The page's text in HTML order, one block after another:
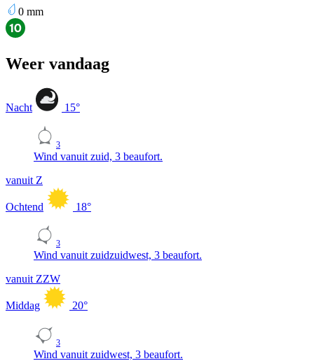
0 mm
Weer vandaag
Nacht 15°
3
Wind vanuit zuid, 3 beaufort.
vanuit Z
Ochtend 18°
3
Wind vanuit zuidzuidwest, 3 beaufort.
vanuit ZZW
Middag 20°
3
Wind vanuit zuidwest, 3 beaufort.